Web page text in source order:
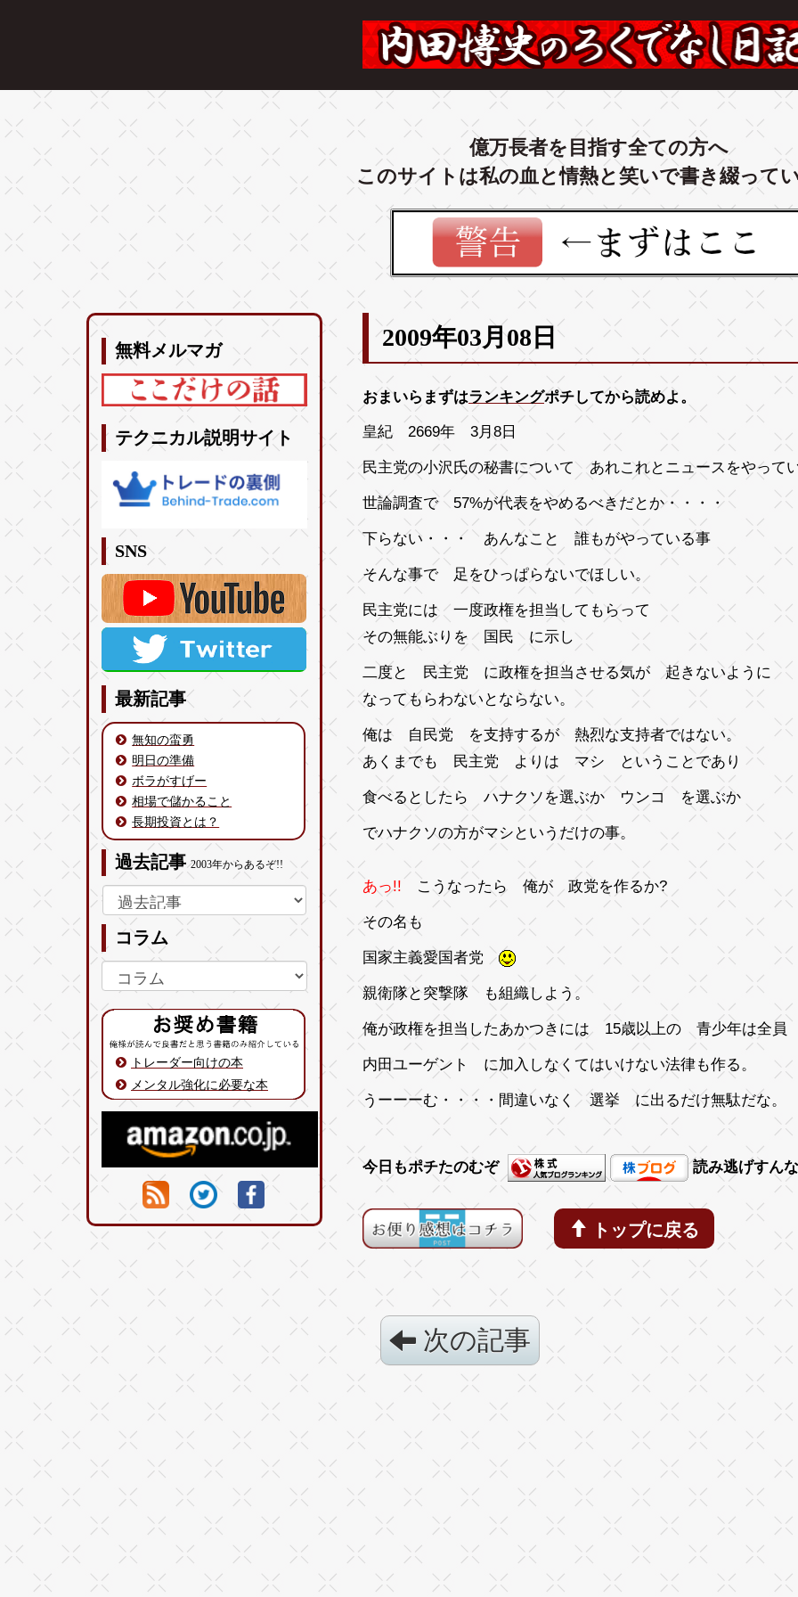
億万長者を目指す全ての方へ
このサイトは私の血と情熱と笑いで書き綴って
無料メルマガ
テクニカル説明サイト
SNS
最新記事
無知の蛮勇
明日の準備
ボラがすげー
相場で儲かること
長期投資とは？
過去記事2003年からあるぞ!!
コラム
トレーダー向けの本
メンタル強化に必要な本
2009年03月08日
おまいらまずはランキングポチしてから読めよ。
皇紀 2669年 3月8日
民主党の小沢氏の秘書について あれこれとニュースをやって
世論調査で 57%が代表をやめるべきだとか・・・・
下らない・・・ あんなこと 誰もがやっている事
そんな事で 足をひっぱらないでほしい。
民主党には 一度政権を担当してもらって
その無能ぶりを 国民 に示し
二度と 民主党 に政権を担当させる気が 起きないように
なってもらわないとならない。
俺は 自民党 を支持するが 熱烈な支持者ではない。
あくまでも 民主党 よりは マシ ということであり
食べるとしたら ハナクソを選ぶか ウンコ を選ぶか
でハナクソの方がマシというだけの事。
あっ!! こうなったら 俺が 政党を作るか?
その名も
国家主義愛国者党
親衛隊と突撃隊 も組織しよう。
俺が政権を担当したあかつきには 15歳以上の 青少年は全員
内田ユーゲント に加入しなくてはいけない法律も作る。
うーーーむ・・・・間違いなく 選挙 に出るだけ無駄だな。
今日もポチたのむぞ 読み逃げすん
トップに戻る
次の記事